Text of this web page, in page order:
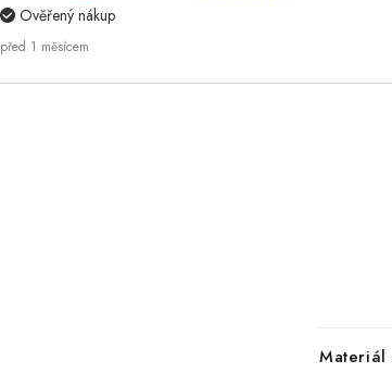
Ověřený nákup
před 1 měsícem
Materiál